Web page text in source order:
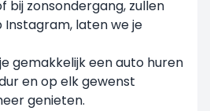
bij zonsondergang, zullen
Instagram, laten we je
gemakkelijk een auto huren
en op elk gewenst
genieten.